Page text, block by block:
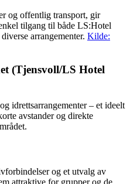
og offentlig transport, gir
tilgang til både LS:Hotel
arrangementer. Kilde:
(Tjensvoll/LS Hotel
idrettsarrangementer – et ideelt
avstander og direkte
og et utvalg av
attraktive for grupper og de